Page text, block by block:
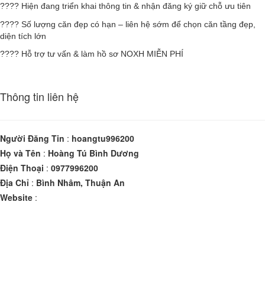
???? Hiện đang triển khai thông tin & nhận đăng ký giữ chỗ ưu tiên
???? Số lượng căn đẹp có hạn – liên hệ sớm để chọn căn tầng đẹp,
diện tích lớn
???? Hỗ trợ tư vấn & làm hồ sơ NOXH MIỄN PHÍ
Thông tin liên hệ
Người Đăng Tin : hoangtu996200
Họ và Tên : Hoàng Tú Bình Dương
Điện Thoại : 0977996200
Địa Chỉ : Bình Nhâm, Thuận An
Website :